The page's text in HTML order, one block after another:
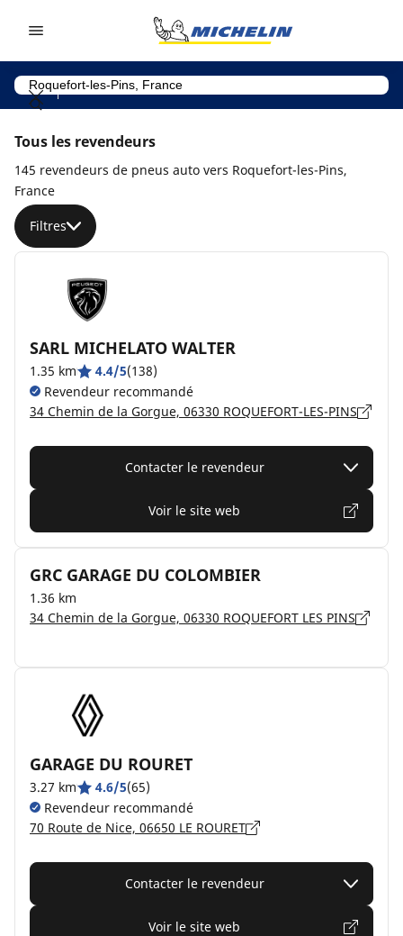
Tous les revendeurs
145 revendeurs de pneus auto vers Roquefort-les-Pins,
France
Filtres
SARL MICHELATO WALTER
1.35 km 4.4/5(138)
Revendeur recommandé
34 Chemin de la Gorgue, 06330 ROQUEFORT-LES-PINS
Contacter le revendeur
Voir le site web
GRC GARAGE DU COLOMBIER
1.36 km
34 Chemin de la Gorgue, 06330 ROQUEFORT LES PINS
GARAGE DU ROURET
3.27 km 4.6/5(65)
Revendeur recommandé
70 Route de Nice, 06650 LE ROURET
Contacter le revendeur
Voir le site web